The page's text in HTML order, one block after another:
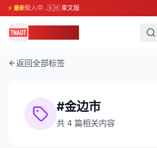
⚡ 最新载入中...🇰🇭 柬文版
返回全部标签
#金边市
共 4 篇相关内容